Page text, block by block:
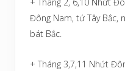
Đông Nam, tứ Tây Bắc,
bát Bắc.
+ Tháng 3,7,11 Nhứt